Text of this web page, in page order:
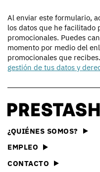
Al enviar este formulario,
los datos que he facilitado
promocionales. Puedes
momento por medio del
promocionales que recibes.
gestión de tus datos y
¿QUIÉNES SOMOS?
EMPLEO
CONTACTO